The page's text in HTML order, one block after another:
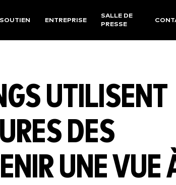
SOUTIEN ENTREPRISE
SALLE DE
PRESSE
UTILISENT
DES
UNE VUE